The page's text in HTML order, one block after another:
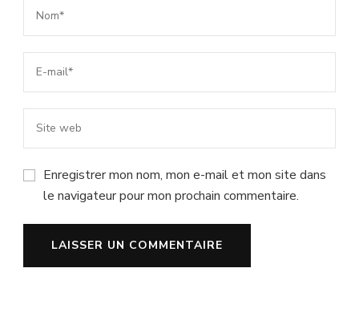
Enregistrer mon nom, mon e-mail et mon site dans
le navigateur pour mon prochain commentaire.